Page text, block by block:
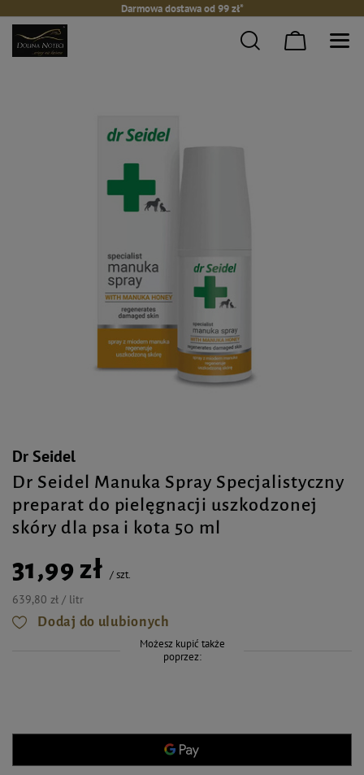
Darmowa dostawa od 99 zł*
Dr Seidel
Dr Seidel Manuka Spray Specjalistyczny
preparat do pielęgnacji uszkodzonej
skóry dla psa i kota 50 ml
31,99 zł /szt.
639,80 zł / litr
Dodaj do ulubionych
Możesz kupić także
poprzez: